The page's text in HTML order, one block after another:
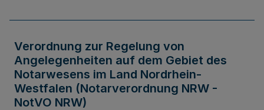
Verordnung zur Regelung von
Angelegenheiten auf dem Gebiet des
Notarwesens im Land Nordrhein-
Westfalen (Notarverordnung NRW -
NotVO NRW)